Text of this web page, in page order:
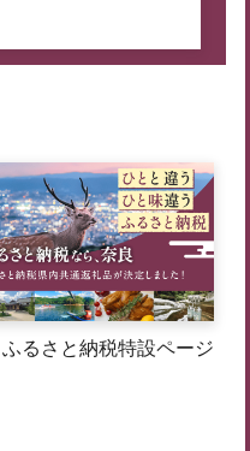
ふるさと納税特設ページ